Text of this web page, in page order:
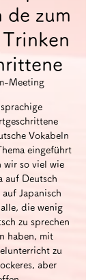
de zum
Meeting
Vokabeln
eingeführt
wir so viel wie
auf Deutsch
Japanisch
die wenig
zu sprechen
haben, mit
zu
aber